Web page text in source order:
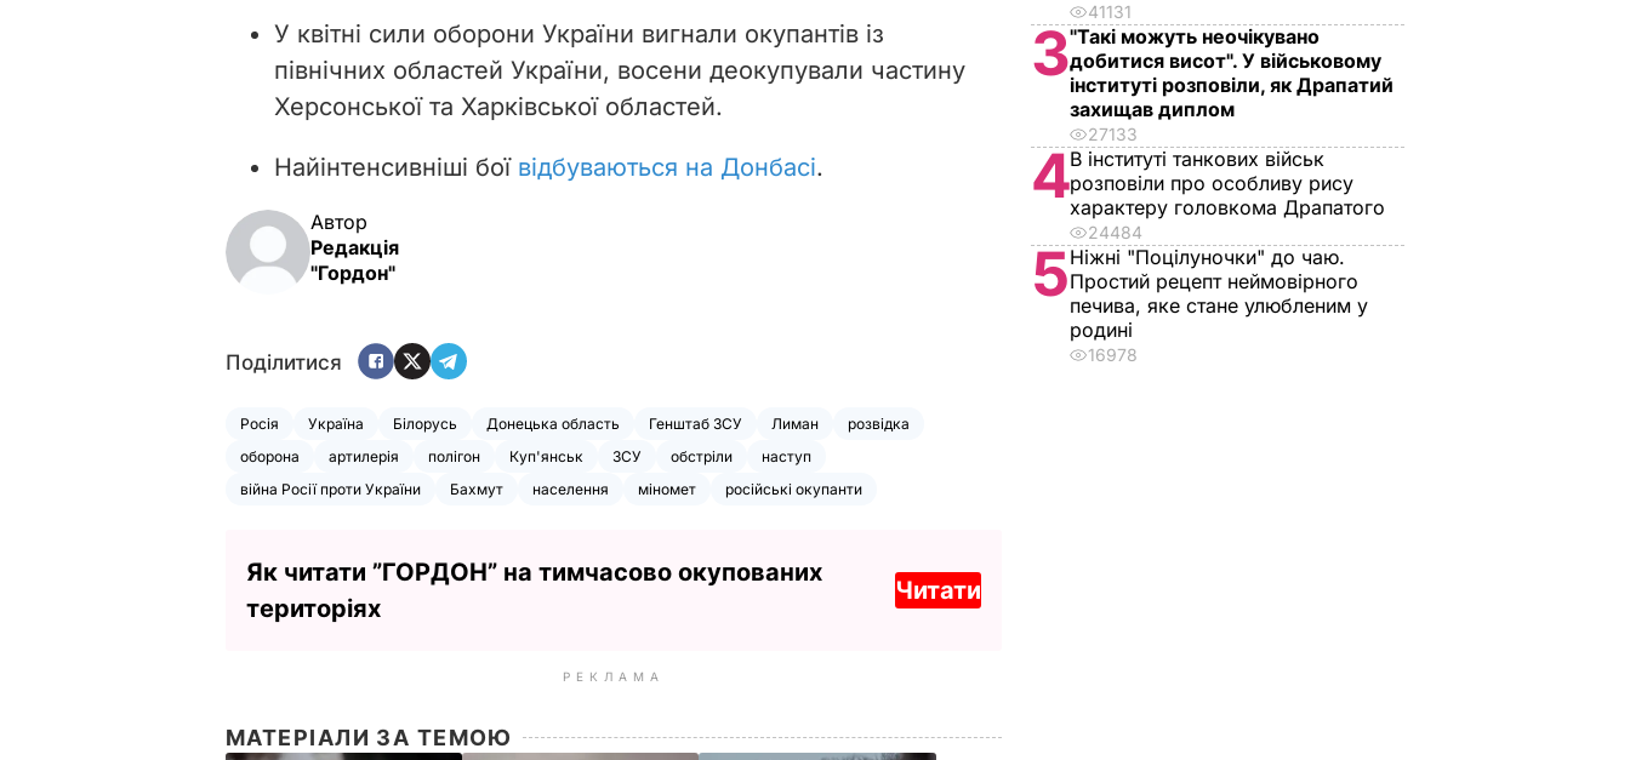
У квітні сили оборони України вигнали окупантів із
північних областей України, восени деокупували частину
Херсонської та Харківської областей.
Найінтенсивніші бої відбуваються на Донбасі.
Автор
Редакція
"Гордон"
Поділитися
Росія Україна Білорусь Донецька область Генштаб ЗСУ Лиман
розвідка
оборона
артилерія полігон Куп'янськ ЗСУ обстріли
наступ
війна Росії проти України
Бахмут населення міномет російські окупанти
Як читати ”ГОРДОН” на тимчасово окупованих
територіях
Читати
РЕКЛАМА
МАТЕРІАЛИ ЗА ТЕМОЮ
41131
3"Такі можуть неочікувано
добитися висот". У військовому
інституті розповіли, як Драпатий
захищав диплом
27133
4В інституті танкових військ
розповіли про особливу рису
характеру головкома Драпатого
24484
5Ніжні "Поцілуночки" до чаю.
Простий рецепт неймовірного
печива, яке стане улюбленим у
родині
16978